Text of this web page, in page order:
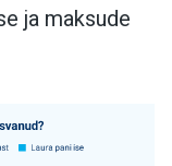
ja maksude